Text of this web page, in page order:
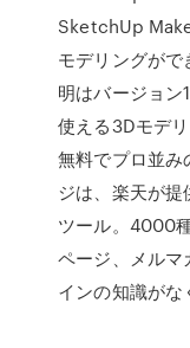
SketchUp
モデリングが
明はバージョン
使える3Dモデ
無料でプロ並み
ジは、楽天が
ツール。4000
ページ、メルマ
インの知識がな